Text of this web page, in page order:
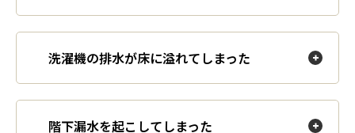
洗濯機の排水が床に溢れてしまった
階下漏水を起こしてしまった